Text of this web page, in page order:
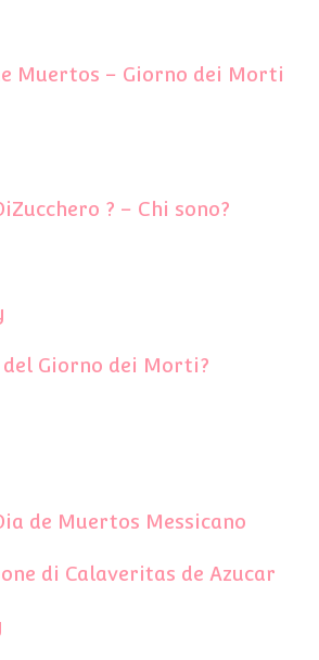
Muertos – Giorno dei Morti
? – Chi sono?
del Giorno dei Morti?
de Muertos Messicano
di Calaveritas de Azucar